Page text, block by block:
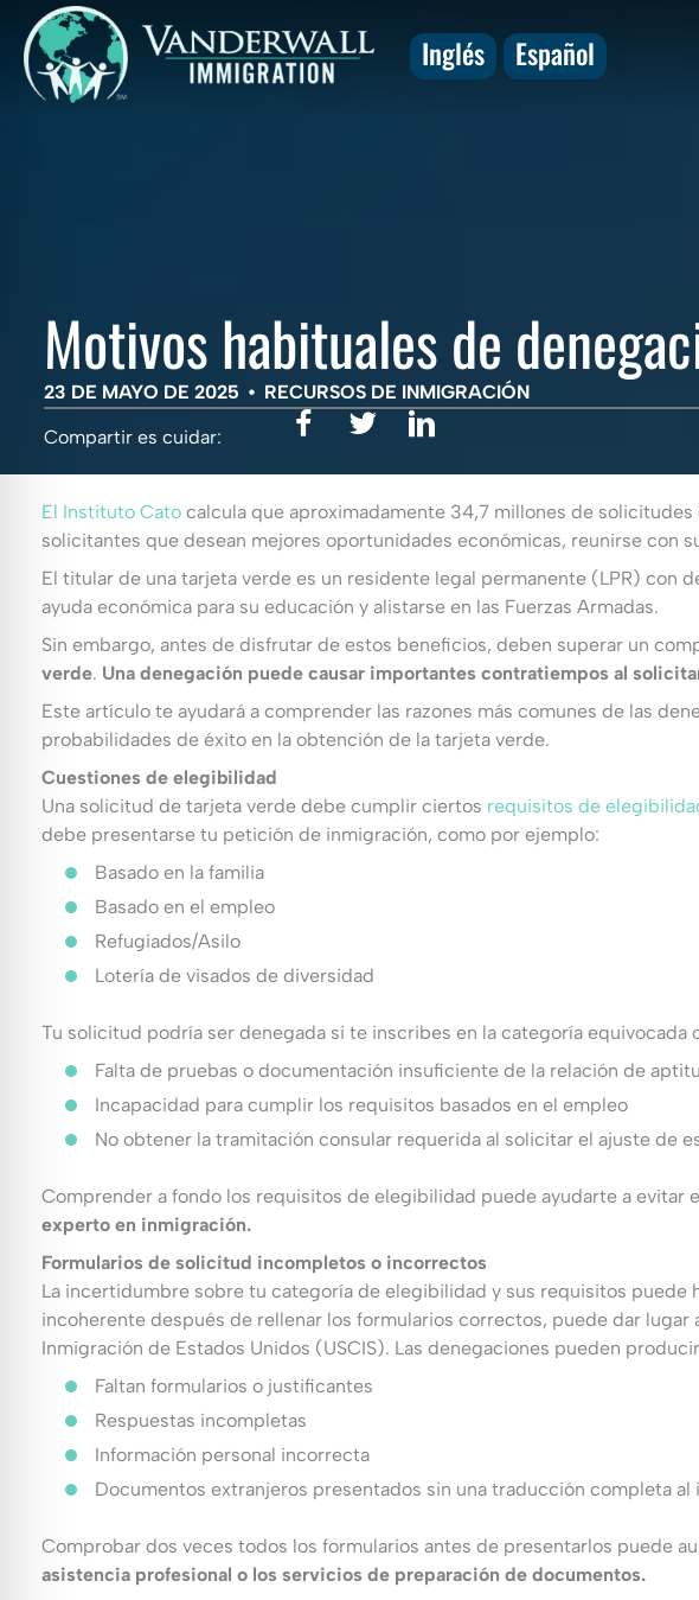
content
Inglés Español
Motivos habituales de
23 DE MAYO DE 2025 • RECURSOS DE INMIGRACIÓN
Compartir es cuidar:
El Instituto Cato calcula que aproximadamente 34,7 millones de
solicitantes que desean mejores oportunidades económicas, reunirse con
El titular de una tarjeta verde es un residente legal permanente (LPR) con
ayuda económica para su educación y alistarse en las Fuerzas Armadas.
Sin embargo, antes de disfrutar de estos beneficios, deben superar un
verde. Una denegación puede causar importantes contratiempos al
Este artículo te ayudará a comprender las razones más comunes de las
probabilidades de éxito en la obtención de la tarjeta verde.
Cuestiones de elegibilidad
Una solicitud de tarjeta verde debe cumplir ciertos requisitos de
debe presentarse tu petición de inmigración, como por ejemplo:
Basado en la familia
Basado en el empleo
Refugiados/Asilo
Lotería de visados de diversidad
Tu solicitud podría ser denegada si te inscribes en la categoría
Falta de pruebas o documentación insuficiente de la relación de
Incapacidad para cumplir los requisitos basados en el empleo
No obtener la tramitación consular requerida al solicitar el ajuste de
Comprender a fondo los requisitos de elegibilidad puede ayudarte a evitar
experto en inmigración.
Formularios de solicitud incompletos o incorrectos
La incertidumbre sobre tu categoría de elegibilidad y sus requisitos
incoherente después de rellenar los formularios correctos, puede dar lugar
Inmigración de Estados Unidos (USCIS). Las denegaciones pueden
Faltan formularios o justificantes
Respuestas incompletas
Información personal incorrecta
Documentos extranjeros presentados sin una traducción completa al
Comprobar dos veces todos los formularios antes de presentarlos puede
asistencia profesional o los servicios de preparación de documentos.